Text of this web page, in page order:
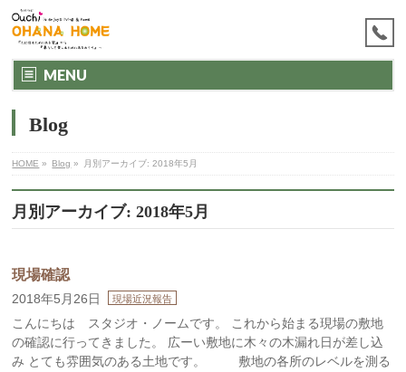
MENU
Blog
HOME » Blog » 月別アーカイブ: 2018年5月
月別アーカイブ: 2018年5月
現場確認
2018年5月26日 現場近況報告
こんにちは スタジオ・ノームです。 これから始まる現場の敷地
の確認に行ってきました。 広ーい敷地に木々の木漏れ日が差し込
み とても雰囲気のある土地です。 敷地の各所のレベルを測る